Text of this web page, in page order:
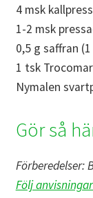
4 msk
1-2 msk
0,5 g saffran
1 tsk
Nymalen
Gör så
Förberedelser:
Följ